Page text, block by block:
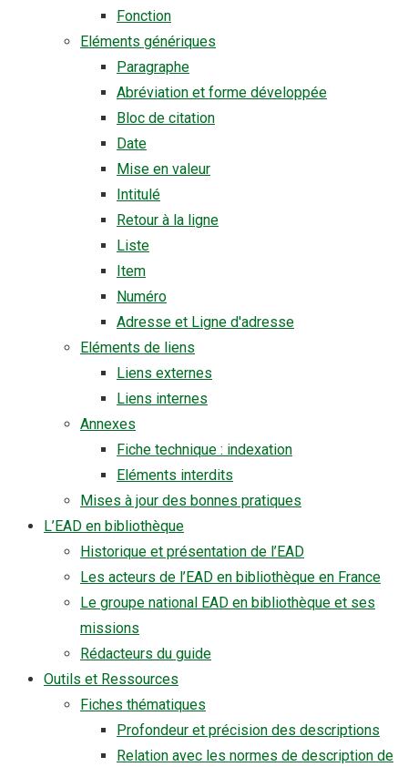
Fonction
Eléments génériques
Paragraphe
Abréviation et forme développée
Bloc de citation
Date
Mise en valeur
Intitulé
Retour à la ligne
Liste
Item
Numéro
Adresse et Ligne d'adresse
Eléments de liens
Liens externes
Liens internes
Annexes
Fiche technique : indexation
Eléments interdits
Mises à jour des bonnes pratiques
L’EAD en bibliothèque
Historique et présentation de l’EAD
Les acteurs de l’EAD en bibliothèque en France
Le groupe national EAD en bibliothèque et ses
missions
Rédacteurs du guide
Outils et Ressources
Fiches thématiques
Profondeur et précision des descriptions
Relation avec les normes de description de